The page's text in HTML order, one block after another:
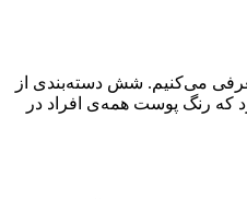
می‌کنیم. شش دسته‌بندی از
که رنگ پوست همه‌ی افراد در